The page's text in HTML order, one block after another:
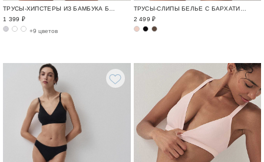
ТРУСЫ-ХИПСТЕРЫ ИЗ БАМБУКА БЕСШОВНЫЙ БАМБУК / BAMBOO SEAMLESS
1 399 ₽
+9 цветов
ТРУСЫ-СЛИПЫ БЕЛЬЕ С БАРХАТИСТОЙ ФАКТУРОЙ
2 499 ₽